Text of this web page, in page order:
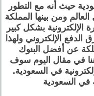
حيث أنه مع التطور
ومن بينها المملكة
الإلكترونية بشكل كبير
الإلكتروني ولهذا
عن أفضل البنوك
في مقال اليوم سوف
في السعودية.
في السعودية